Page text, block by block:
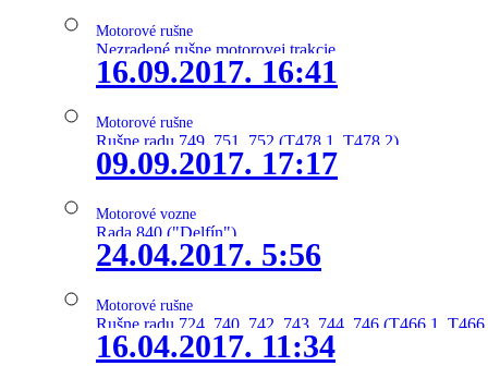
Motorové rušne
Nezradené rušne motorovej trakcie
16.09.2017. 16:41
Motorové rušne
Rušne radu 749, 751, 752 (T478.1, T478.2)
09.09.2017. 17:17
Motorové vozne
Rada 840 ("Delfín")
24.04.2017. 5:56
Motorové rušne
Rušne radu 724, 740, 742, 743, 744, 746 (T466.1,
16.04.2017. 11:34